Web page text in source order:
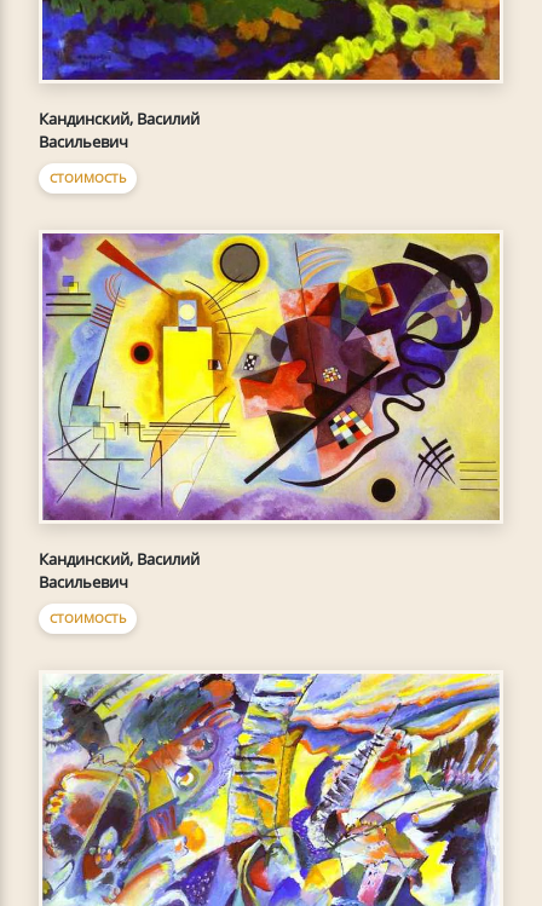
Кандинский, Василий
Васильевич
СТОИМОСТЬ
Кандинский, Василий
Васильевич
СТОИМОСТЬ